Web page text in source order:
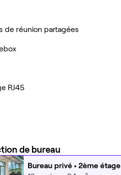
de réunion partagées
RJ45
de bureau
Bureau privé • 2ème étage